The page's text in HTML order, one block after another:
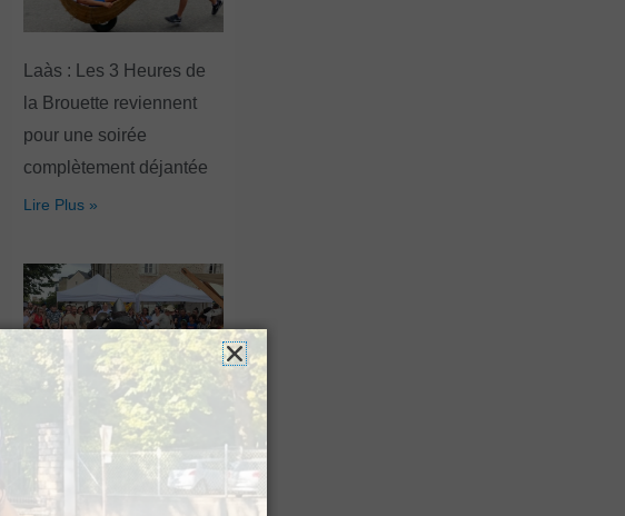
Laàs : Les 3 Heures de
la Brouette reviennent
pour une soirée
complètement déjantée
Lire Plus »
Pau : La Fête du Roi fait
son grand retour pour
une troisième édition